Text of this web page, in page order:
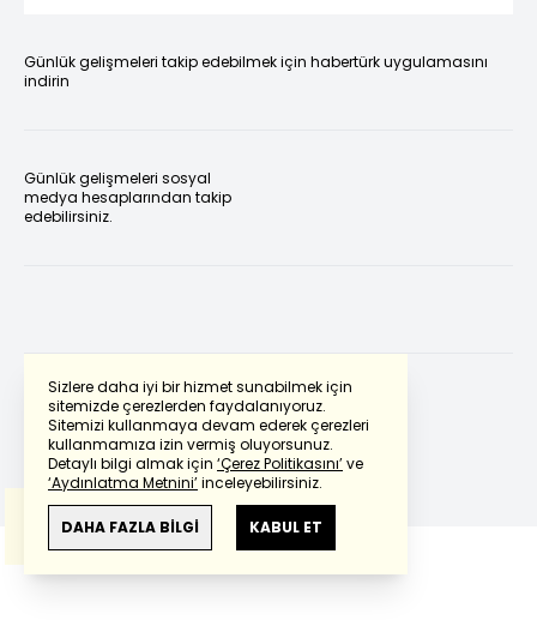
Sizlere daha iyi bir hizmet sunabilmek için
sitemizde çerezlerden faydalanıyoruz.
Sitemizi kullanmaya devam ederek çerezleri
kullanmamıza izin vermiş oluyorsunuz.
Detaylı bilgi almak için ‘Çerez Politikasını’ve
‘Aydınlatma Metnini’inceleyebilirsiniz.
DAHA FAZLA BİLGİ KABUL ET
Günlük gelişmeleri takip edebilmek için habertürk uygulamasını
indirin
Günlük gelişmeleri sosyal
medya hesaplarından takip
edebilirsiniz.
Powered by Translate
Bu çevirideGoogle Transletekullanılmıştır.
Anlam ve çeviri hatalarından
haberturk.com
sorumlu değildir.